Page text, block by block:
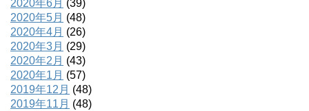
2020年6月 (39)
2020年5月 (48)
2020年4月 (26)
2020年3月 (29)
2020年2月 (43)
2020年1月 (57)
2019年12月 (48)
2019年11月 (48)